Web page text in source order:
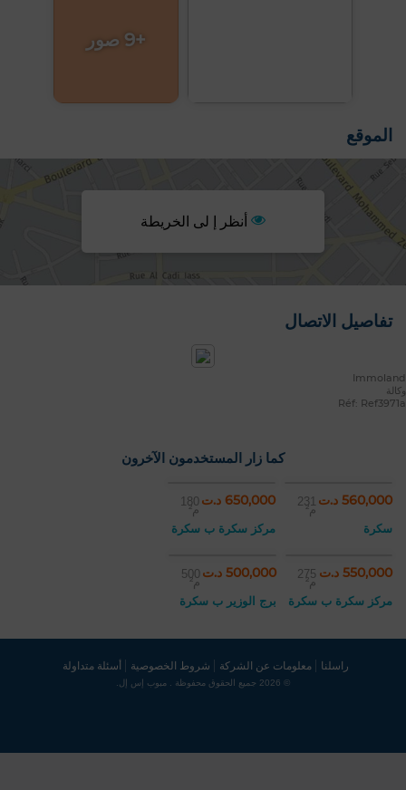
+9 صور
الموقع
أنظر إ لى الخريطة
تفاصيل الاتصال
Immoland
وكالة
Réf: Ref3971a
كما زار المستخدمون الآخرون
560,000 د.ت 231
م²
سكرة
650,000 د.ت 180
م²
مركز سكرة ب سكرة
550,000 د.ت 275
م²
مركز سكرة ب سكرة
500,000 د.ت 500
م²
برج الوزير ب سكرة
راسلنا معلومات عن الشركة شروط الخصوصية أسئلة متداولة
© 2026 جميع الحقوق محفوظة . مبوب إس إل.